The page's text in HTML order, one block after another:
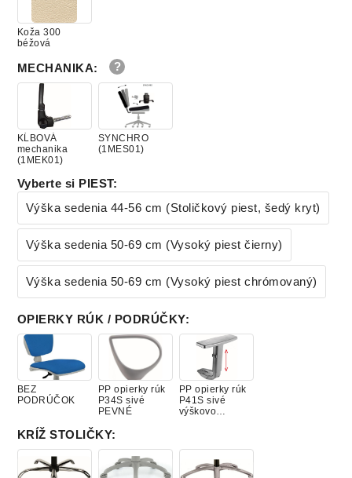
Koža 300
béžová
MECHANIKA:
KĹBOVÁ
mechanika
(1MEK01)
SYNCHRO
(1MES01)
Vyberte si PIEST:
Výška sedenia 44-56 cm (Stoličkový piest, šedý kryt)
Výška sedenia 50-69 cm (Vysoký piest čierny)
Výška sedenia 50-69 cm (Vysoký piest chrómovaný)
OPIERKY RÚK / PODRÚČKY:
BEZ
PODRÚČOK
PP opierky rúk
P34S sivé
PEVNÉ
PP opierky rúk
P41S sivé
výškovo
KRÍŽ STOLIČKY: